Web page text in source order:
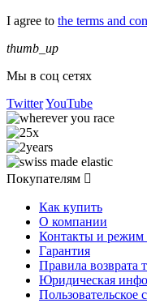
I agree to the terms and
thumb_up
Мы в соц сетях
TwitterYouTube
Покупателям 
Как купить
О компании
Контакты и режим
Гарантия
Правила возврата
Юридическая
Пользовательское